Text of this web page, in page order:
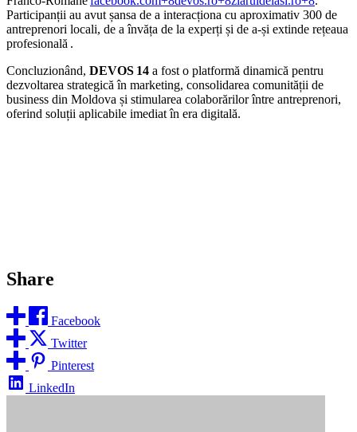
Participanții au avut șansa de a interacționa cu aproximativ 300 de
antreprenori locali, de a învăța de la experți și de a-și extinde rețeaua
profesională .
Concluzionând, DEVOS 14 a fost o platformă dinamică pentru
dezvoltarea strategică în marketing, consolidarea comunității de
business din Moldova și stimularea colaborărilor între antreprenori,
oferind soluții aplicabile imediat în era digitală.
Share
Facebook
Twitter
Pinterest
LinkedIn